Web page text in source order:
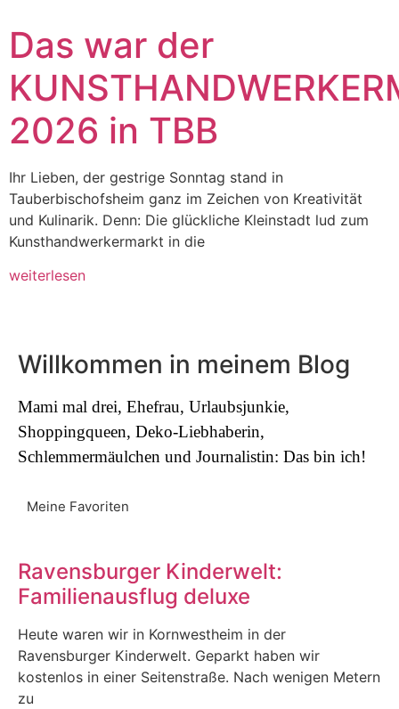
Das war der
2026 in TBB
Ihr Lieben, der gestrige Sonntag stand in
Tauberbischofsheim ganz im Zeichen von Kreativität
und Kulinarik. Denn: Die glückliche Kleinstadt lud zum
Kunsthandwerkermarkt in die
weiterlesen
Willkommen in meinem Blog
Mami mal drei, Ehefrau, Urlaubsjunkie,
Shoppingqueen, Deko-Liebhaberin,
Schlemmermäulchen und Journalistin: Das bin ich!
Meine Favoriten
Ravensburger Kinderwelt:
Familienausflug deluxe
Heute waren wir in Kornwestheim in der
Ravensburger Kinderwelt. Geparkt haben wir
kostenlos in einer Seitenstraße. Nach wenigen Metern
zu